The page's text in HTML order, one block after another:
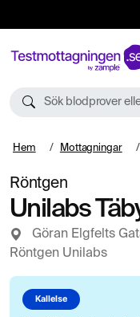
Sök blodprover
Hem Mottagningar
Röntgen
Unilabs
Göran Elgfelts
Röntgen Unilabs
Kallelse